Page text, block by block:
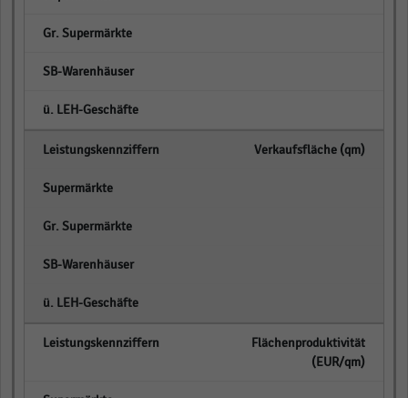
Verkaufsfläche (qm)
Flächenproduktivität
(EUR/qm)